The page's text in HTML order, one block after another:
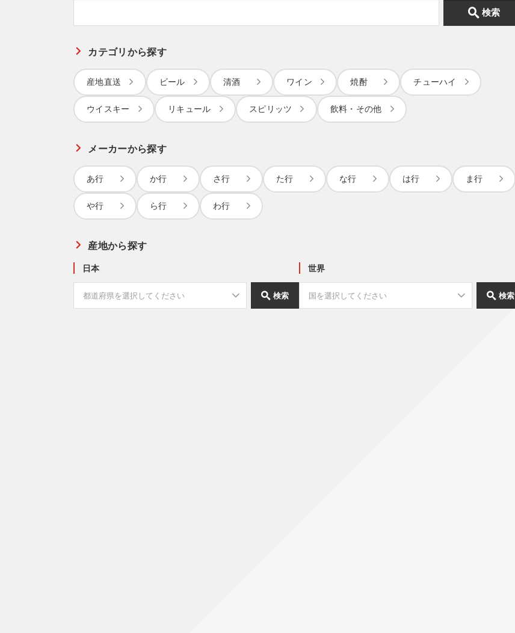
検索
カテゴリから探す
産地直送 ビール 清酒 ワイン 焼酎 チューハイ
ウイスキー リキュール スピリッツ 飲料・その他
メーカーから探す
あ行 か行 さ行 た行 な行 は行 ま行
や行 ら行 わ行
産地から探す
日本
検索
世界
検索